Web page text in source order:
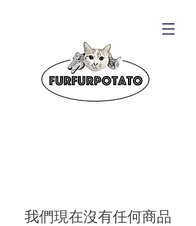
我們現在沒有任何商品